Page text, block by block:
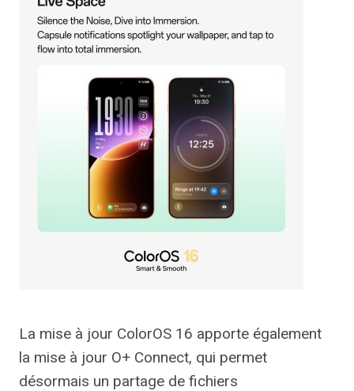
La mise à jour ColorOS 16 apporte également
la mise à jour O+ Connect, qui permet
désormais un partage de fichiers